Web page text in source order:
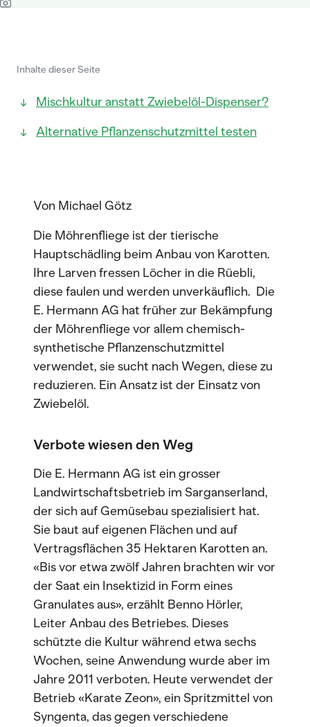
Inhalte dieser Seite
Mischkultur anstatt Zwiebelöl-Dispenser?
Alternative Pflanzenschutzmittel testen
Von Michael Götz
Die Möhrenfliege ist der tierische
Hauptschädling beim Anbau von Karotten.
Ihre Larven fressen Löcher in die Rüebli,
diese faulen und werden unverkäuflich. Die
E. Hermann AG hat früher zur Bekämpfung
der Möhrenfliege vor allem chemisch-
synthetische Pflanzenschutzmittel
verwendet, sie sucht nach Wegen, diese zu
reduzieren. Ein Ansatz ist der Einsatz von
Zwiebelöl.
Verbote wiesen den Weg
Die E. Hermann AG ist ein grosser
Landwirtschaftsbetrieb im Sarganserland,
der sich auf Gemüsebau spezialisiert hat.
Sie baut auf eigenen Flächen und auf
Vertragsflächen 35 Hektaren Karotten an.
«Bis vor etwa zwölf Jahren brachten wir vor
der Saat ein Insektizid in Form eines
Granulates aus», erzählt Benno Hörler,
Leiter Anbau des Betriebes. Dieses
schützte die Kultur während etwa sechs
Wochen, seine Anwendung wurde aber im
Jahre 2011 verboten. Heute verwendet der
Betrieb «Karate Zeon», ein Spritzmittel von
Syngenta, das gegen verschiedene